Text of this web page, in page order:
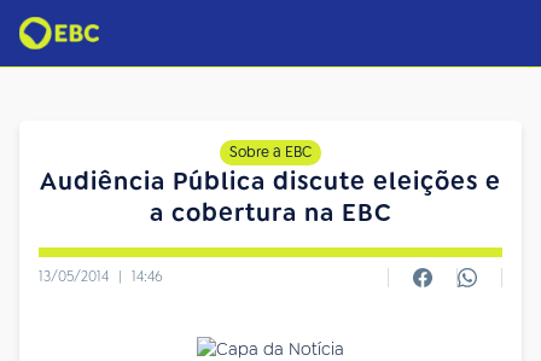
Sobre a EBC
Audiência Pública discute eleições e
a cobertura na EBC
13/05/2014 | 14:46